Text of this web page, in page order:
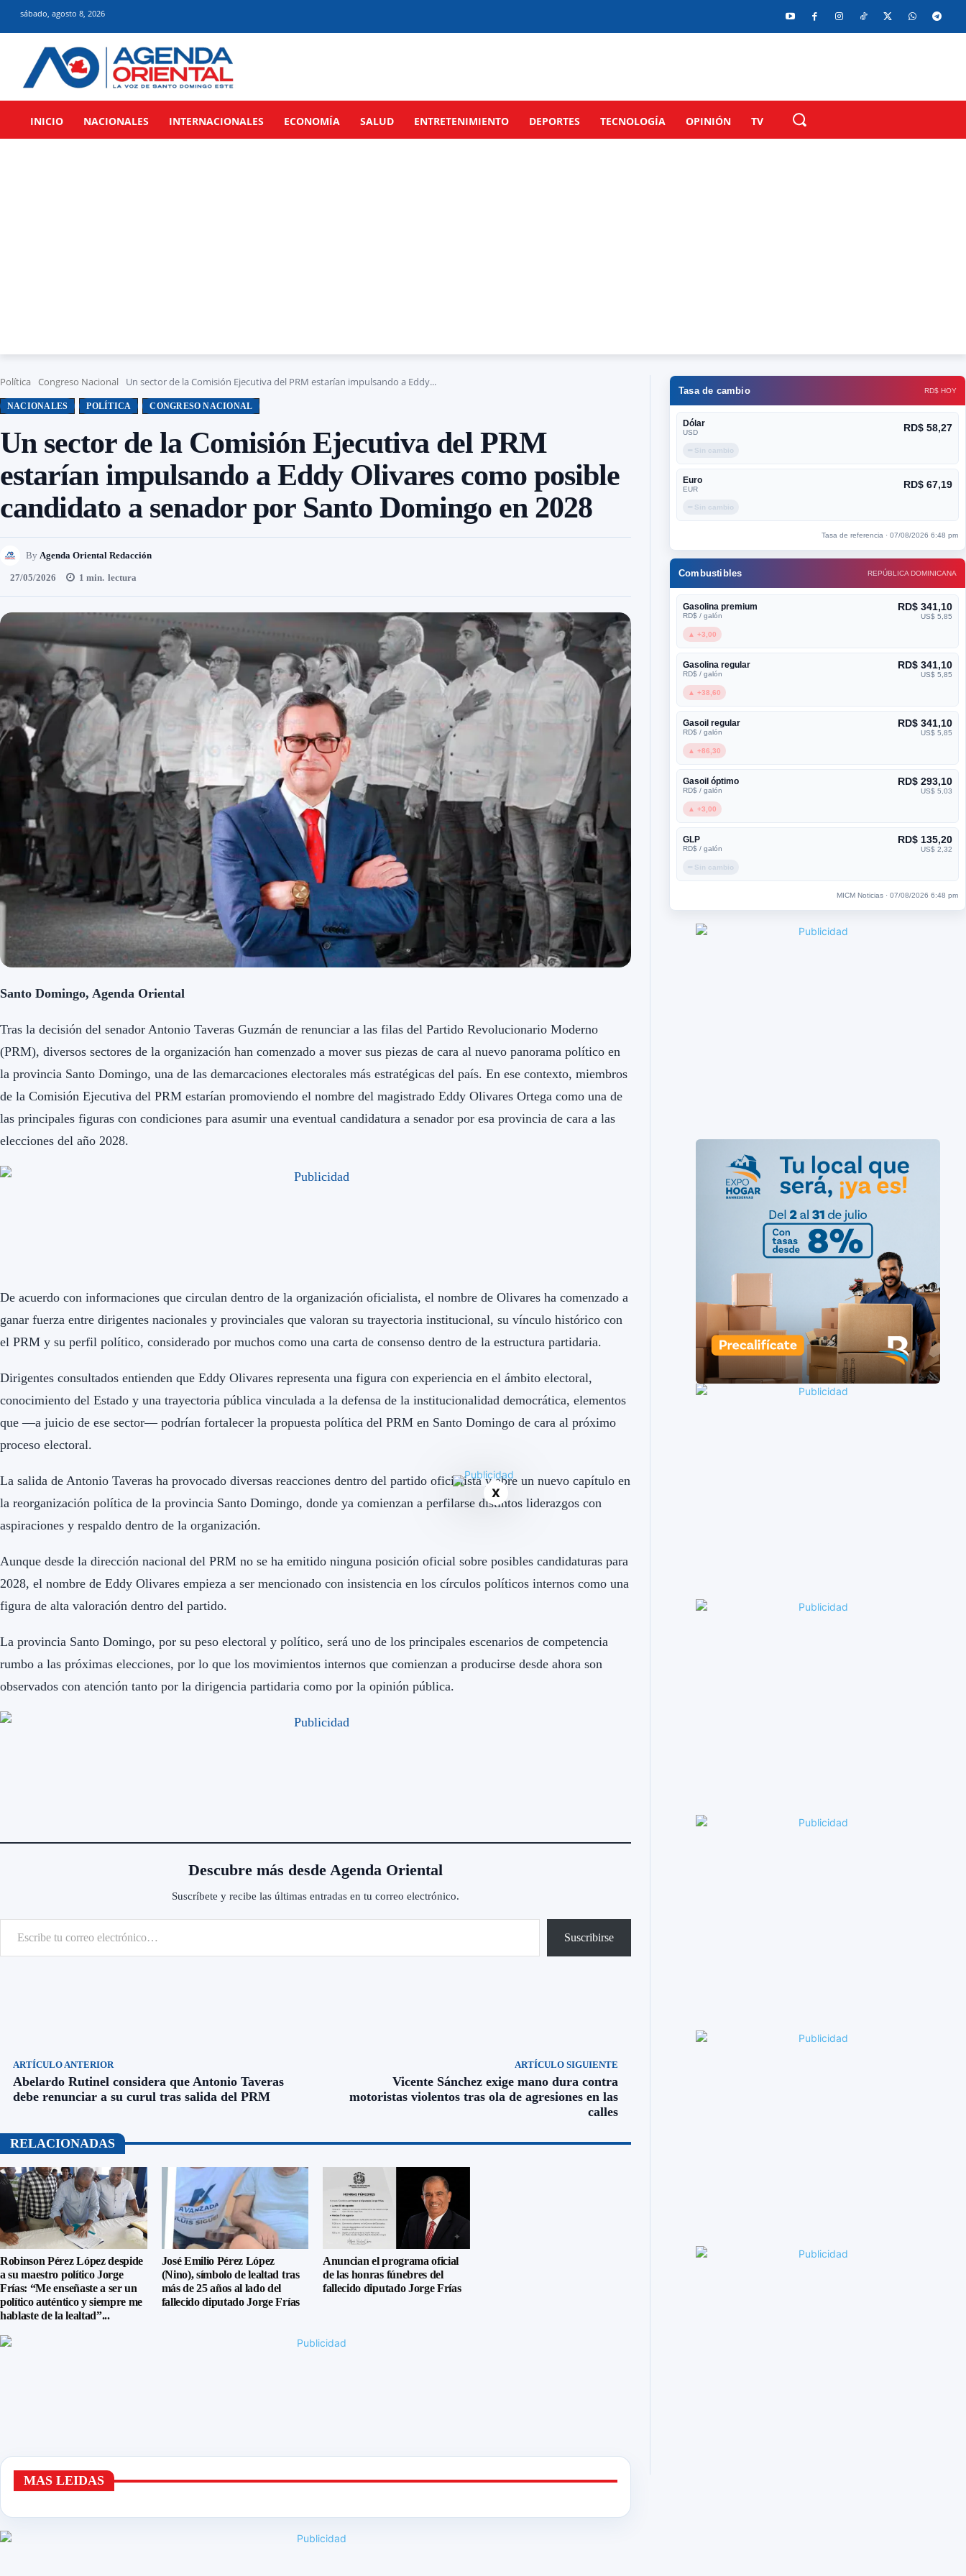
sábado, agosto 8, 2026
INICIO NACIONALES INTERNACIONALES ECONOMÍA SALUD ENTRETENIMIENTO DEPORTES TECNOLOGÍA OPINIÓN TV
Política Congreso Nacional Un sector de la Comisión Ejecutiva del PRM estarían impulsando a Eddy...
NACIONALES POLÍTICA CONGRESO NACIONAL
Un sector de la Comisión Ejecutiva del PRM
estarían impulsando a Eddy Olivares como posible
candidato a senador por Santo Domingo en 2028
By Agenda Oriental Redacción
27/05/2026 1 min. lectura
Santo Domingo, Agenda Oriental
Tras la decisión del senador Antonio Taveras Guzmán de renunciar a las filas del Partido Revolucionario Moderno
(PRM), diversos sectores de la organización han comenzado a mover sus piezas de cara al nuevo panorama político en
la provincia Santo Domingo, una de las demarcaciones electorales más estratégicas del país. En ese contexto, miembros
de la Comisión Ejecutiva del PRM estarían promoviendo el nombre del magistrado Eddy Olivares Ortega como una de
las principales figuras con condiciones para asumir una eventual candidatura a senador por esa provincia de cara a las
elecciones del año 2028.
De acuerdo con informaciones que circulan dentro de la organización oficialista, el nombre de Olivares ha comenzado a
ganar fuerza entre dirigentes nacionales y provinciales que valoran su trayectoria institucional, su vínculo histórico con
el PRM y su perfil político, considerado por muchos como una carta de consenso dentro de la estructura partidaria.
Dirigentes consultados entienden que Eddy Olivares representa una figura con experiencia en el ámbito electoral,
conocimiento del Estado y una trayectoria pública vinculada a la defensa de la institucionalidad democrática, elementos
que —a juicio de ese sector— podrían fortalecer la propuesta política del PRM en Santo Domingo de cara al próximo
proceso electoral.
La salida de Antonio Taveras ha provocado diversas reacciones dentro del partido oficialista y abre un nuevo capítulo en
la reorganización política de la provincia Santo Domingo, donde ya comienzan a perfilarse distintos liderazgos con
aspiraciones y respaldo dentro de la organización.
Aunque desde la dirección nacional del PRM no se ha emitido ninguna posición oficial sobre posibles candidaturas para
2028, el nombre de Eddy Olivares empieza a ser mencionado con insistencia en los círculos políticos internos como una
figura de alta valoración dentro del partido.
La provincia Santo Domingo, por su peso electoral y político, será uno de los principales escenarios de competencia
rumbo a las próximas elecciones, por lo que los movimientos internos que comienzan a producirse desde ahora son
observados con atención tanto por la dirigencia partidaria como por la opinión pública.
Descubre más desde Agenda Oriental
Suscríbete y recibe las últimas entradas en tu correo electrónico.
Escribe tu correo electrónico…
Suscribirse
ARTÍCULO ANTERIOR
Abelardo Rutinel considera que Antonio Taveras
debe renunciar a su curul tras salida del PRM
ARTÍCULO SIGUIENTE
Vicente Sánchez exige mano dura contra
motoristas violentos tras ola de agresiones en las
calles
RELACIONADAS
Robinson Pérez López despide
a su maestro político Jorge
Frías: “Me enseñaste a ser un
político auténtico y siempre me
hablaste de la lealtad”...
José Emilio Pérez López
(Nino), símbolo de lealtad tras
más de 25 años al lado del
fallecido diputado Jorge Frías
Anuncian el programa oficial
de las honras fúnebres del
fallecido diputado Jorge Frías
MAS LEIDAS
Tasa de cambio RD$ HOY
Dólar
USD RD$ 58,27
━ Sin cambio
Euro
EUR RD$ 67,19
━ Sin cambio
Tasa de referencia · 07/08/2026 6:48 pm
Combustibles REPÚBLICA DOMINICANA
Gasolina premium
RD$ / galón
RD$ 341,10
US$ 5,85
▲ +3,00
Gasolina regular
RD$ / galón
RD$ 341,10
US$ 5,85
▲ +38,60
Gasoil regular
RD$ / galón
RD$ 341,10
US$ 5,85
▲ +86,30
Gasoil óptimo
RD$ / galón
RD$ 293,10
US$ 5,03
▲ +3,00
GLP
RD$ / galón
RD$ 135,20
US$ 2,32
━ Sin cambio
MICM Noticias · 07/08/2026 6:48 pm
X